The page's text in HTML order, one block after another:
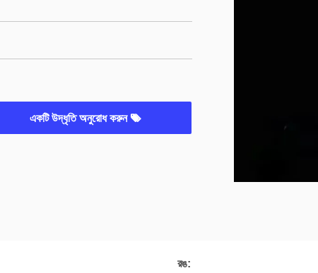
একটি উদ্ধৃতি অনুরোধ করুন
রঙ: